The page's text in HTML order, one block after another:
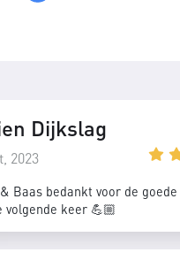
Dijkslag
2023
Baas bedankt voor de
volgende keer 💪🏼